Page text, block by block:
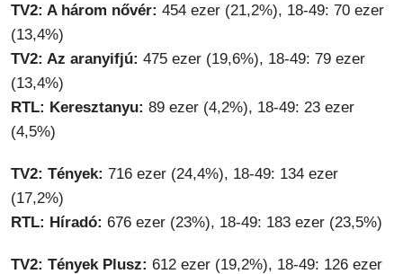
TV2: A három nővér: 454 ezer (21,2%), 18-49: 70 ezer
(13,4%)
TV2: Az aranyifjú: 475 ezer (19,6%), 18-49: 79 ezer
(13,4%)
RTL: Keresztanyu: 89 ezer (4,2%), 18-49: 23 ezer
(4,5%)
TV2: Tények: 716 ezer (24,4%), 18-49: 134 ezer
(17,2%)
RTL: Híradó: 676 ezer (23%), 18-49: 183 ezer (23,5%)
TV2: Tények Plusz: 612 ezer (19,2%), 18-49: 126 ezer